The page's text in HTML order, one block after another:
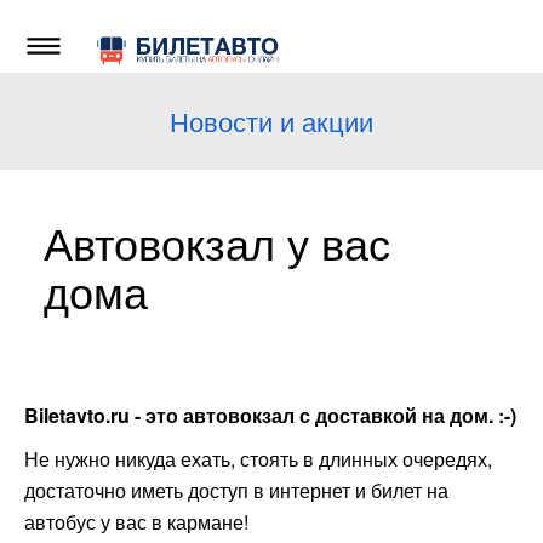
Новости и акции
Автовокзал у вас
дома
Biletavto.ru - это автовокзал с доставкой на дом. :-)
Не нужно никуда ехать, стоять в длинных очередях,
достаточно иметь доступ в интернет и билет на
автобус у вас в кармане!